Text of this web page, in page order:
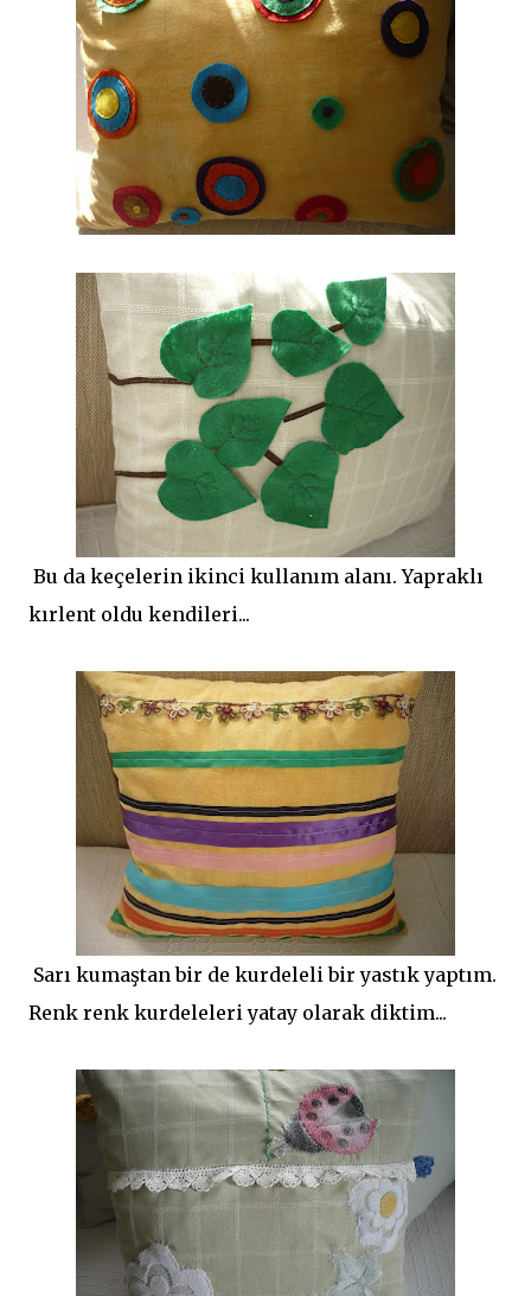
Bu da keçelerin ikinci kullanım alanı. Yapraklı
kırlent oldu kendileri...
Sarı kumaştan bir de kurdeleli bir yastık yaptım.
Renk renk kurdeleleri yatay olarak diktim...